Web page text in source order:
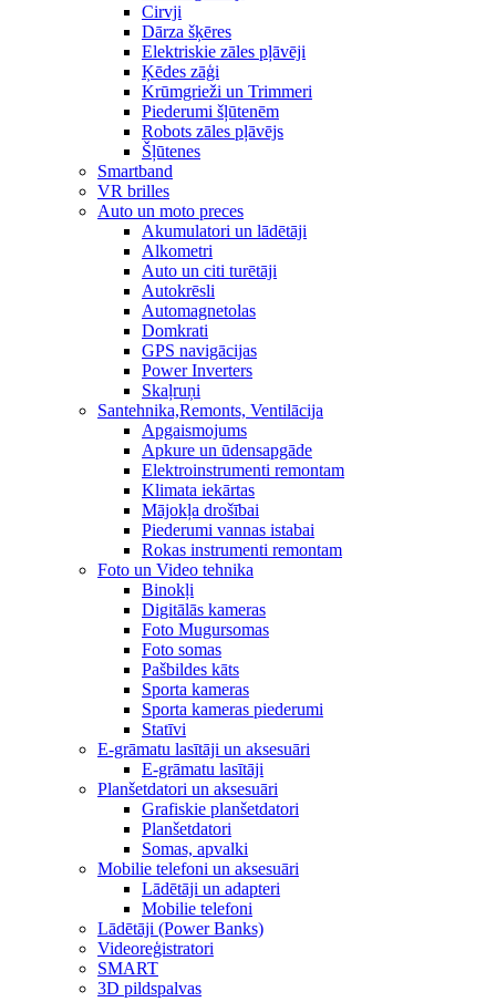
Cirvji
Dārza šķēres
Elektriskie zāles pļāvēji
Ķēdes zāģi
Krūmgrieži un Trimmeri
Piederumi šļūtenēm
Robots zāles pļāvējs
Šļūtenes
Smartband
VR brilles
Auto un moto preces
Akumulatori un lādētāji
Alkometri
Auto un citi turētāji
Autokrēsli
Automagnetolas
Domkrati
GPS navigācijas
Power Inverters
Skaļruņi
Santehnika,Remonts, Ventilācija
Apgaismojums
Apkure un ūdensapgāde
Elektroinstrumenti remontam
Klimata iekārtas
Mājokļa drošībai
Piederumi vannas istabai
Rokas instrumenti remontam
Foto un Video tehnika
Binokļi
Digitālās kameras
Foto Mugursomas
Foto somas
Pašbildes kāts
Sporta kameras
Sporta kameras piederumi
Statīvi
E-grāmatu lasītāji un aksesuāri
E-grāmatu lasītāji
Planšetdatori un aksesuāri
Grafiskie planšetdatori
Planšetdatori
Somas, apvalki
Mobilie telefoni un aksesuāri
Lādētāji un adapteri
Mobilie telefoni
Lādētāji (Power Banks)
Videoreģistratori
SMART
3D pildspalvas